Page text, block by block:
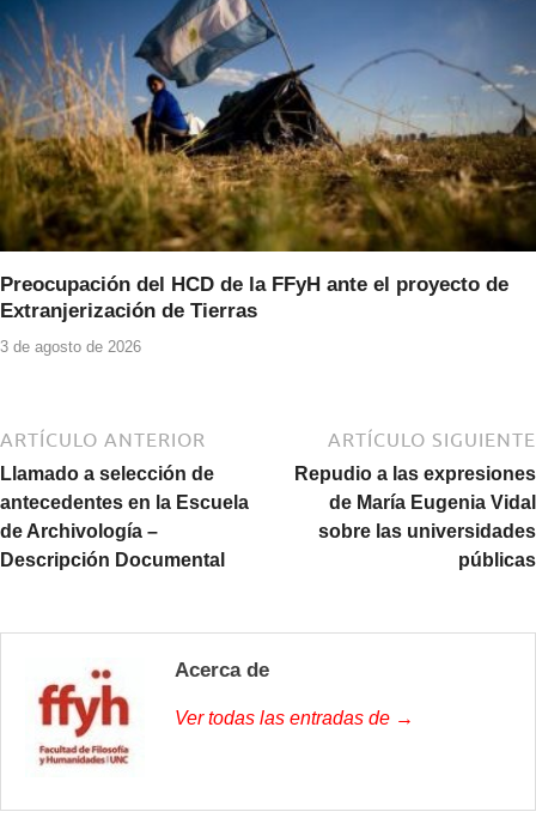
Preocupación del HCD de la FFyH ante el proyecto de
Extranjerización de Tierras
3 de agosto de 2026
ARTÍCULO ANTERIOR
Llamado a selección de
antecedentes en la Escuela
de Archivología –
Descripción Documental
ARTÍCULO SIGUIENTE
Repudio a las expresiones
de María Eugenia Vidal
sobre las universidades
públicas
Acerca de
Ver todas las entradas de →